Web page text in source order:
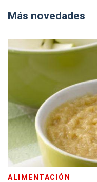
Más novedades
ALIMENTACIÓN